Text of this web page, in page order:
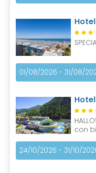
S
01/08/2026 - 31/08/
con
24/10/2026 - 31/10/